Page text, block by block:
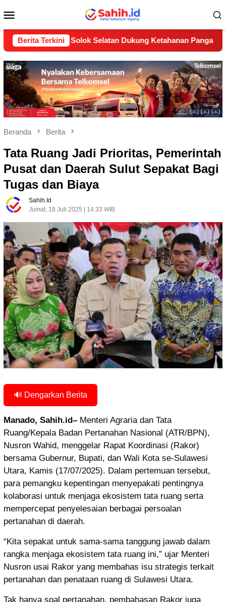
ke
Mobile
Berita Terkini
Solok Selatan Dukung Ketahanan Pangan Nasional
Beranda Berita
Tata Ruang Jadi Prioritas, Pemerintah
Pusat dan Daerah Sulut Sepakat Bagi
Tugas dan Biaya
Sahih.id
Jumat, 18 Juli 2025 | 14:33 WIB
🔊 Dengarkan Berita
Manado, Sahih.id– Menteri Agraria dan Tata
Ruang/Kepala Badan Pertanahan Nasional (ATR/BPN),
Nusron Wahid, menggelar Rapat Koordinasi (Rakor)
bersama Gubernur, Bupati, dan Wali Kota se-Sulawesi
Utara, Kamis (17/07/2025). Dalam pertemuan tersebut,
para pemangku kepentingan menyepakati pentingnya
kolaborasi untuk menjaga ekosistem tata ruang serta
mempercepat penyelesaian berbagai persoalan
pertanahan di daerah.
“Kita sepakat untuk sama-sama tanggung jawab dalam
rangka menjaga ekosistem tata ruang ini,” ujar Menteri
Nusron usai Rakor yang membahas isu strategis terkait
pertanahan dan penataan ruang di Sulawesi Utara.
Tak hanya soal pertanahan, pembahasan Rakor juga